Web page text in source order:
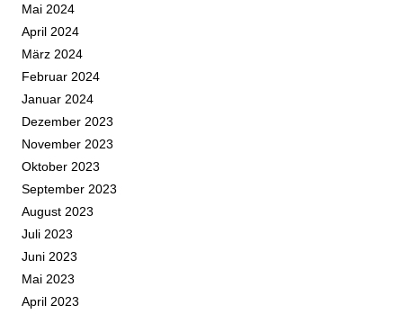
Mai 2024
April 2024
März 2024
Februar 2024
Januar 2024
Dezember 2023
November 2023
Oktober 2023
September 2023
August 2023
Juli 2023
Juni 2023
Mai 2023
April 2023